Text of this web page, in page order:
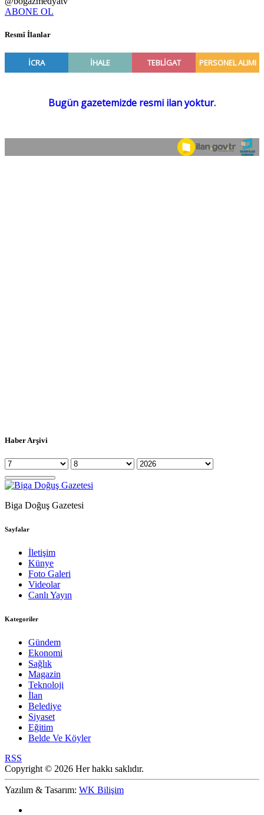
ABONE OL
Resmî İlanlar
Haber Arşivi
Biga Doğuş Gazetesi
Sayfalar
İletişim
Künye
Foto Galeri
Videolar
Canlı Yayın
Kategoriler
Gündem
Ekonomi
Sağlık
Magazin
Teknoloji
İlan
Belediye
Siyaset
Eğitim
Belde Ve Köyler
RSS
Copyright © 2026 Her hakkı saklıdır.
Yazılım & Tasarım: WK Bilişim